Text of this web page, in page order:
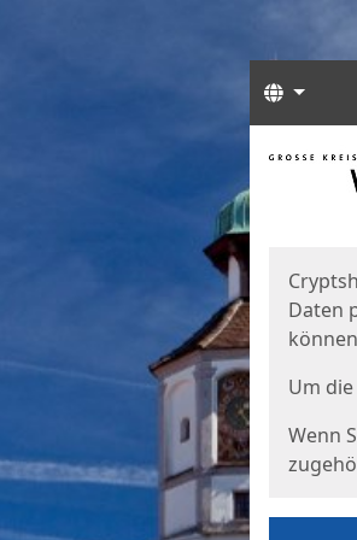
Start
Daten
Um
Wenn